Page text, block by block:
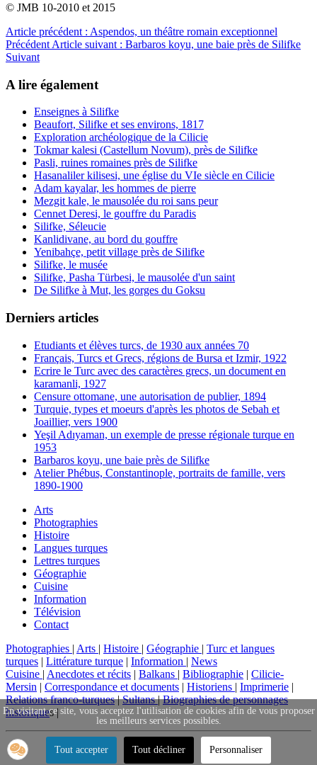
© JMB 10-2010 et 2015
Article précédent : Aspendos, un théâtre romain exceptionnel
Précédent Article suivant : Barbaros koyu, une baie près de Silifke
Suivant
A lire également
Enseignes à Silifke
Beaufort, Silifke et ses environs, 1817
Exploration archéologique de la Cilicie
Tokmar kalesi (Castellum Novum), près de Silifke
Pasli, ruines romaines près de Silifke
Hasanaliler kilisesi, une église du VIe siècle en Cilicie
Adam kayalar, les hommes de pierre
Mezgit kale, le mausolée du roi sans peur
Cennet Deresi, le gouffre du Paradis
Silifke, Séleucie
Kanlidivane, au bord du gouffre
Yenibahçe, petit village près de Silifke
Silifke, le musée
Silifke, Pasha Türbesi, le mausolée d'un saint
De Silifke à Mut, les gorges du Goksu
Derniers articles
Etudiants et élèves turcs, de 1930 aux années 70
Français, Turcs et Grecs, régions de Bursa et Izmir, 1922
Ecrire le Turc avec des caractères grecs, un document en
karamanli, 1927
Censure ottomane, une autorisation de publier, 1894
Turquie, types et moeurs d'après les photos de Sebah et
Joaillier, vers 1900
Yeşil Adıyaman, un exemple de presse régionale turque en
1953
Barbaros koyu, une baie près de Silifke
Atelier Phébus, Constantinople, portraits de famille, vers
1890-1900
Arts
Photographies
Histoire
Langues turques
Lettres turques
Géographie
Cuisine
Information
Télévision
Contact
Photographies | Arts | Histoire | Géographie | Turc et langues
turques | Littérature turque | Information | News
Cuisine | Anecdotes et récits | Balkans | Bibliographie | Cilicie-
Mersin | Correspondance et documents | Historiens | Imprimerie |
Relations franco-turques|Sultans|Biographies de personnages
historiques |
En visitant ce site, vous acceptez l'utilisation de cookies afin de vous proposer
les meilleurs services possibles.
Tout accepter Tout décliner Personnaliser